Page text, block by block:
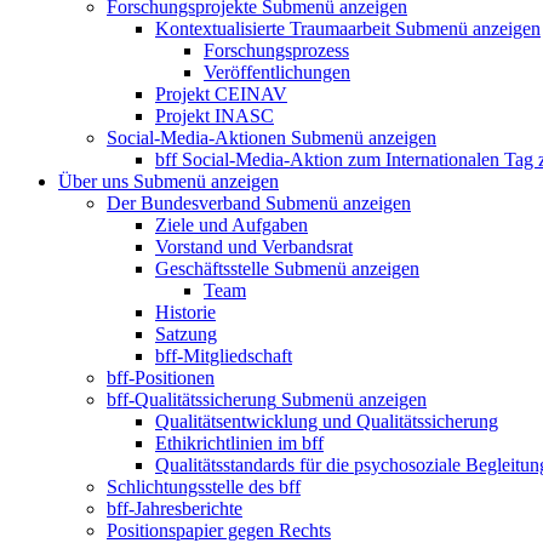
Forschungsprojekte Submenü anzeigen
Kontextualisierte Traumaarbeit Submenü anzeigen
Forschungsprozess
Veröffentlichungen
Projekt CEINAV
Projekt INASC
Social-Media-Aktionen Submenü anzeigen
bff Social-Media-Aktion zum Internationalen Tag
Über uns Submenü anzeigen
Der Bundesverband Submenü anzeigen
Ziele und Aufgaben
Vorstand und Verbandsrat
Geschäftsstelle Submenü anzeigen
Team
Historie
Satzung
bff-Mitgliedschaft
bff-Positionen
bff-Qualitätssicherung Submenü anzeigen
Qualitätsentwicklung und Qualitätssicherung
Ethikrichtlinien im bff
Qualitätsstandards für die psychosoziale
Schlichtungsstelle des bff
bff-Jahresberichte
Positionspapier gegen Rechts